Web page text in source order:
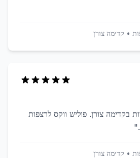
• קדימה צורן
בקדימה צורן. פוליש ווקס לרצפות
"
• קדימה צורן